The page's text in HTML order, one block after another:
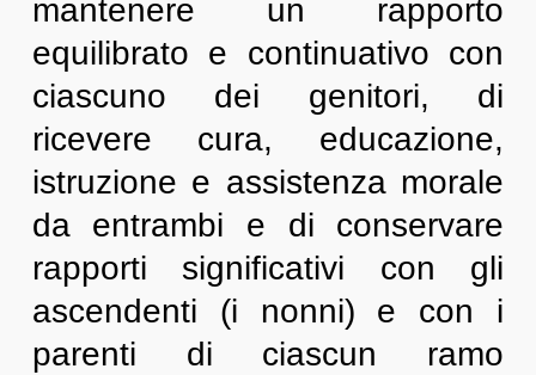
mantenere un rapporto
equilibrato e continuativo con
ciascuno dei genitori, di
ricevere cura, educazione,
istruzione e assistenza morale
da entrambi e di conservare
rapporti significativi con gli
ascendenti (i nonni) e con i
parenti di ciascun ramo